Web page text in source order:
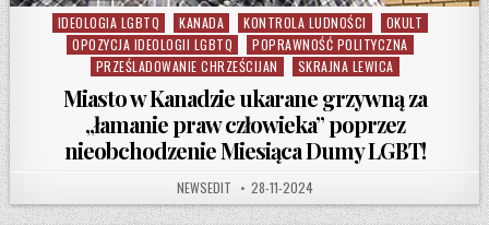
Posted in
IDEOLOGIA LGBTQ KANADA KONTROLA LUDNOŚCI
OKULT
OPOZYCJA IDEOLOGII LGBTQ
POPRAWNOŚĆ POLITYCZNA
PRZEŚLADOWANIE CHRZEŚCIJAN
SKRAJNA LEWICA
Miasto w Kanadzie ukarane grzywną za
„łamanie praw człowieka” poprzez
nieobchodzenie Miesiąca Dumy LGBT!
AUTHOR:
NEWSEDIT PUBLISHED DATE:
28-11-2024